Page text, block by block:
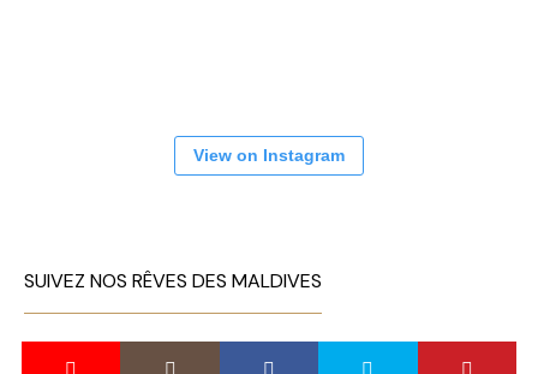
View on Instagram
SUIVEZ NOS RÊVES DES MALDIVES